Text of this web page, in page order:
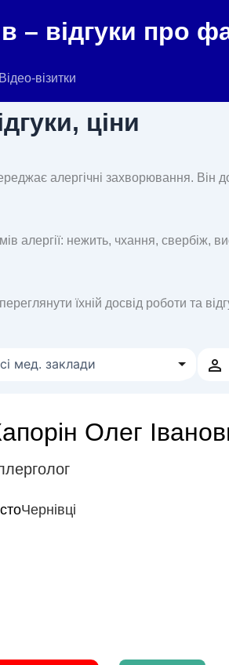
– відгуки про
візитки
ціни
алергічні захворювання. Він
алергії: нежить, чхання, свербіж,
їхній досвід роботи та
Олег
Чернівці